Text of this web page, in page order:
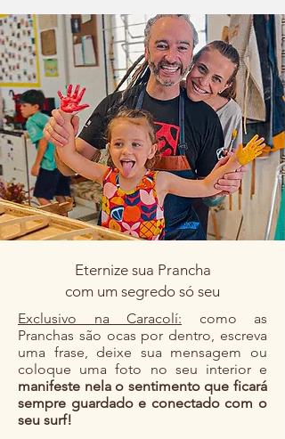
Eternize sua Prancha
com um segredo só seu
Exclusivo na Caracolí: como as
Pranchas são ocas por dentro, escreva
uma frase, deixe sua mensagem ou
coloque uma foto no seu interior e
manifeste nela o sentimento que ficará
sempre guardado e conectado com o
seu surf!